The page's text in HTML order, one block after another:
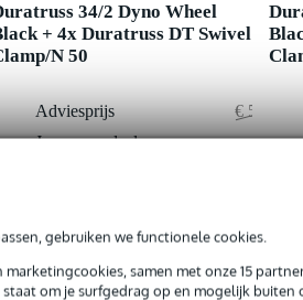
gebruiken we functionele cookies.
samen met onze 15
om je surfgedrag op en mogelijk buiten
34/2 Dyno Wheel
+ 4x Duratruss DT Swivel
N 50
Adviesprijs
€ 526,40
Jouw voordeel
€ 6,40
In mijn winkelwagen